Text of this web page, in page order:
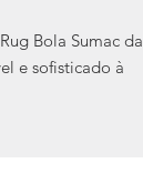
Bola Sumac da
e sofisticado à